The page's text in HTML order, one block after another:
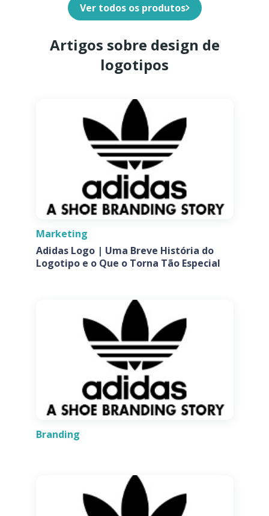
Ver todos os produtos
Artigos sobre design de
logotipos
Marketing
Adidas Logo | Uma Breve História do
Logotipo e o Que o Torna Tão Especial
Branding